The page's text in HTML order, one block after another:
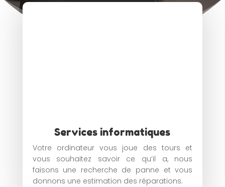
Services informatiques
Votre ordinateur vous joue des tours et
vous souhaitez savoir ce qu’il a, nous
faisons une recherche de panne et vous
donnons une estimation des réparations.